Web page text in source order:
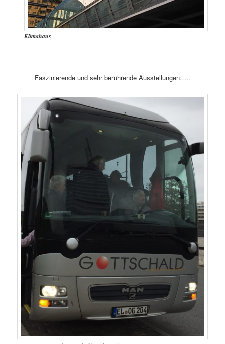
Klimahaus
Faszinierende und sehr berührende Ausstellungen…..